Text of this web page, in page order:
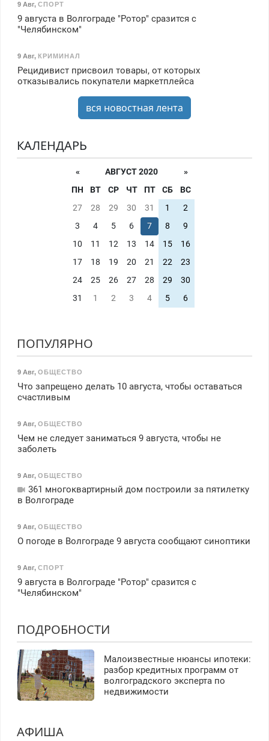
9 Авг, СПОРТ
9 августа в Волгограде "Ротор" сразится с
"Челябинском"
9 Авг, КРИМИНАЛ
Рецидивист присвоил товары, от которых
отказывались покупатели маркетплейса
вся новостная лента
КАЛЕНДАРЬ
« АВГУСТ 2020
»
ПН
ВТ СР ЧТ ПТ СБ
ВС
27
28 29 30 31 1
2
3
4 5 6 7 8
9
10
11 12 13 14 15
16
17
18 19 20 21 22
23
24
25 26 27 28 29
30
31
1 2 3 4 5 6
ПОПУЛЯРНО
9 Авг, ОБЩЕСТВО
Что запрещено делать 10 августа, чтобы оставаться
счастливым
9 Авг, ОБЩЕСТВО
Чем не следует заниматься 9 августа, чтобы не
заболеть
9 Авг, ОБЩЕСТВО
361 многоквартирный дом построили за пятилетку
в Волгограде
9 Авг, ОБЩЕСТВО
О погоде в Волгограде 9 августа сообщают синоптики
9 Авг, СПОРТ
9 августа в Волгограде "Ротор" сразится с
"Челябинском"
ПОДРОБНОСТИ
Малоизвестные нюансы ипотеки:
разбор кредитных программ от
волгоградского эксперта по
недвижимости
АФИША